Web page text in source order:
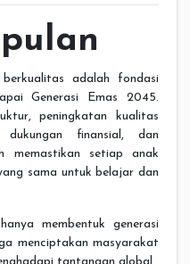
adalah fondasi
Generasi Emas 2045.
peningkatan kualitas
dukungan finansial, dan
memastikan setiap anak
sama untuk belajar dan
membentuk generasi
menciptakan masyarakat